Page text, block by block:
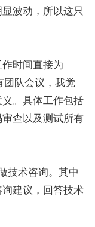
波动，所以这只
时间直接为
团队会议，我觉
。具体工作包括
查以及测试所有
技术咨询。其中
建议，回答技术